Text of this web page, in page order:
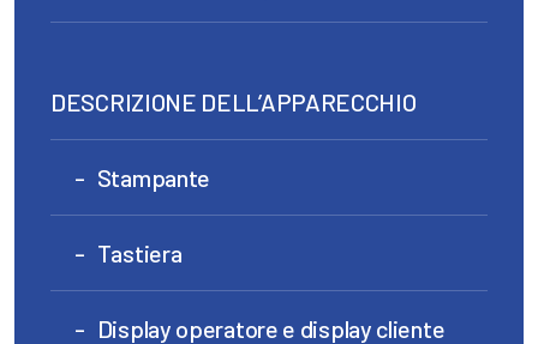
DESCRIZIONE DELL’APPARECCHIO
Stampante
Tastiera
Display operatore e display cliente